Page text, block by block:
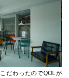
だわったのでQOLが